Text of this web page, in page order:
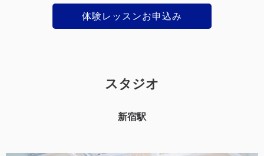
体験レッスンお申込み
スタジオ
新宿駅